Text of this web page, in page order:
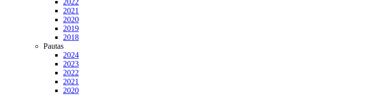
2022
2021
2020
2019
2018
Pautas
2024
2023
2022
2021
2020